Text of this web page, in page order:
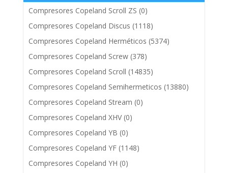
Compresores Copeland Scroll ZS (0)
Compresores Copeland Discus (1118)
Compresores Copeland Herméticos (5374)
Compresores Copeland Screw (378)
Compresores Copeland Scroll (14835)
Compresores Copeland Semihermeticos (13880)
Compresores Copeland Stream (0)
Compresores Copeland XHV (0)
Compresores Copeland YB (0)
Compresores Copeland YF (1148)
Compresores Copeland YH (0)